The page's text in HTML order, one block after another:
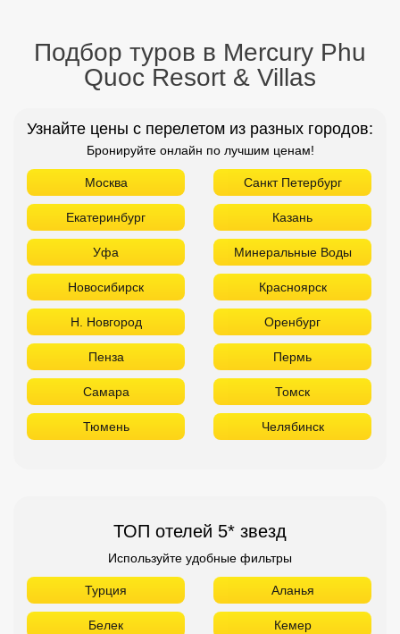
Подбор туров в Mercury Phu
Quoc Resort & Villas
Узнайте цены с перелетом из разных городов:
Бронируйте онлайн по лучшим ценам!
Москва Санкт Петербург
Екатеринбург Казань
Уфа Минеральные Воды
Новосибирск Красноярск
Н. Новгород Оренбург
Пенза Пермь
Самара Томск
Тюмень Челябинск
ТОП отелей 5* звезд
Используйте удобные фильтры
Турция Аланья
Белек Кемер